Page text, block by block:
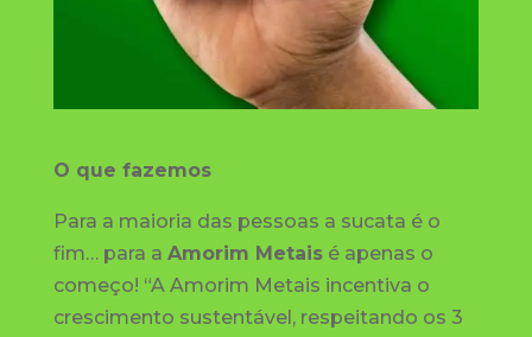
O que fazemos
Para a maioria das pessoas a sucata é o
fim… para a Amorim Metaisé apenas o
começo! “A Amorim Metais incentiva o
crescimento sustentável, respeitando os 3